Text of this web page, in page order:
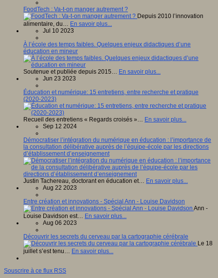
FoodTech : Va-t-on manger autrement ?
Depuis 2010 l’innovation
alimentaire, du… En savoir plus...
Jul 10 2023
À l’école des temps faibles. Quelques enjeux didactiques d’une
éducation en mineur
Soutenue et publiée depuis 2015… En savoir plus...
Jun 23 2023
Éducation et numérique: 15 entretiens, entre recherche et pratique
(2020-2023)
Recueil des entretiens « Regards croisés »… En savoir plus...
Sep 12 2024
Démocratiser l’intégration du numérique en éducation : l’importance de
la consultation délibérative auprès de l’équipe-école par les directions
d’établissement d’enseignement
Justin Tachereau, doctorant en éducation et… En savoir plus...
Aug 22 2023
Entre création et innovations - Spécial Ann - Louise Davidson
Ann -
Louise Davidson est… En savoir plus...
Aug 06 2023
Découvrir les secrets du cerveau par la cartographie cérébrale
Le 18
juillet s’est tenu… En savoir plus...
Souscrire à ce flux RSS